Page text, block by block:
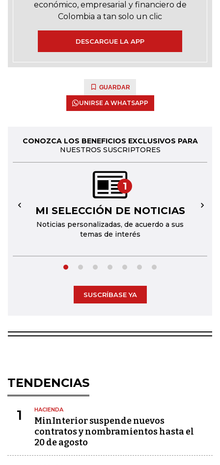
económico, empresarial y financiero de
Colombia a tan solo un clic
DESCARGUE LA APP
GUARDAR
UNIRSE A WHATSAPP
CONOZCA LOS BENEFICIOS EXCLUSIVOS PARA
NUESTROS SUSCRIPTORES
1
MI SELECCIÓN DE NOTICIAS
Noticias personalizadas, de acuerdo a sus
temas de interés
← →
SUSCRÍBASE YA
TENDENCIAS
1 HACIENDA
MinInterior suspende nuevos
contratos y nombramientos hasta el
20 de agosto